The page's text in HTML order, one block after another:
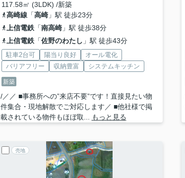
117.58㎡ (3LDK) /新築
高崎線「高崎」駅 徒歩23分
上信電鉄「南高崎」駅 徒歩38分
上信電鉄「佐野のわたし 」駅 徒歩43分
駐車2台可 陽当り良好
オール電化
バリアフリー
収納豊富 システムキッチン
新築
/／／ ■事務所への”来店不要”です！直接見たい物
件集合・現地解散でご対応します／ ■他社様で掲
載されている物件もほぼ取...
もっと見る
売地